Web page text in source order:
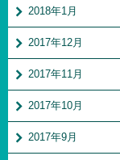
2018年1月
2017年12月
2017年11月
2017年10月
2017年9月